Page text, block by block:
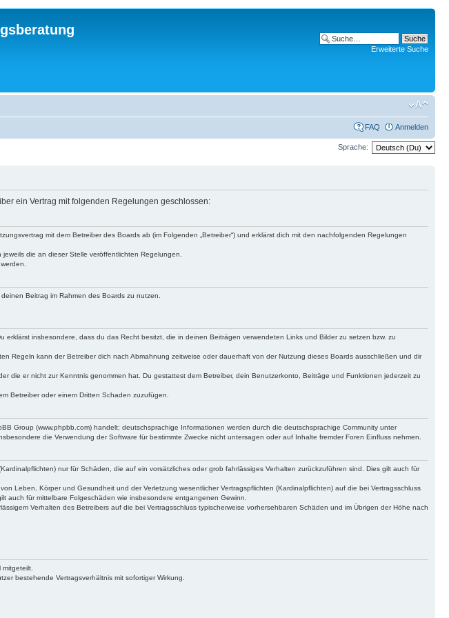
Erweiterte Suche
FAQ Anmelden
Sprache:
ein Vertrag mit folgenden Regelungen geschlossen:
mit dem Betreiber des Boards ab (im Folgenden „Betreiber“) und erklärst dich mit den nachfolgenden Regelungen
die an dieser Stelle veröffentlichten Regelungen.
Beitrag im Rahmen des Boards zu nutzen.
insbesondere, dass du das Recht besitzt, die in deinen Beiträgen verwendeten Links und Bilder zu setzen bzw. zu
Regeln kann der Betreiber dich nach Abmahnung zeitweise oder dauerhaft von der Nutzung dieses Boards ausschließen und dir
die er nicht zur Kenntnis genommen hat. Du gestattest dem Betreiber, dein Benutzerkonto, Beiträge und Funktionen jederzeit zu
Betreiber oder einem Dritten Schaden zuzufügen.
Group (www.phpbb.com) handelt; deutschsprachige Informationen werden durch die deutschsprachige Community unter
die Verwendung der Software für bestimmte Zwecke nicht untersagen oder auf Inhalte fremder Foren Einfluss nehmen.
nur für Schäden, die auf ein vorsätzliches oder grob fahrlässiges Verhalten zurückzuführen sind. Dies gilt auch für
Leben, Körper und Gesundheit und der Verletzung wesentlicher Vertragspflichten (Kardinalpflichten) auf die bei Vertragsschluss
auch für mittelbare Folgeschäden wie insbesondere entgangenen Gewinn.
Verhalten des Betreibers auf die bei Vertragsschluss typischerweise vorhersehbaren Schäden und im Übrigen der Höhe nach
bestehende Vertragsverhältnis mit sofortiger Wirkung.